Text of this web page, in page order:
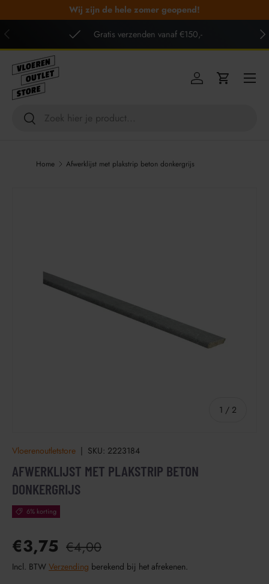
GA NAAR INHOUD
Wij zijn de hele zomer geopend!
VORIGE
Gratis verzenden vanaf €150,-
Zoeken
Zoeken
Inloggen
Menu
Home Afwerklijst met plakstrip beton donkergrijs
1 / van
2
Vloerenoutletstore | SKU: 2223184
AFWERKLIJST MET PLAKSTRIP BETON
DONKERGRIJS
6% korting
€3,75 €4,00
Incl. BTW Verzending berekend bij het afrekenen.